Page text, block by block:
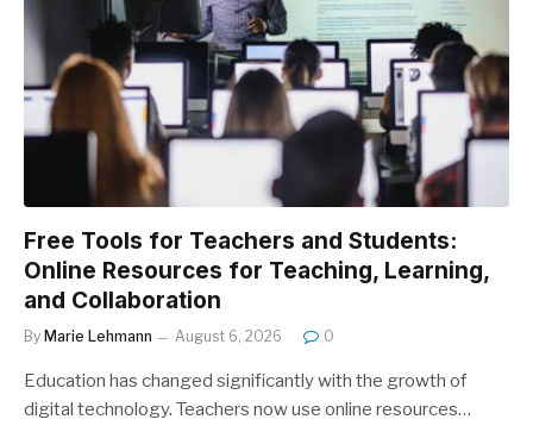
Free Tools for Teachers and Students:
Online Resources for Teaching, Learning,
and Collaboration
By Marie Lehmann August 6, 2026 0
Education has changed significantly with the growth of
digital technology. Teachers now use online resources…